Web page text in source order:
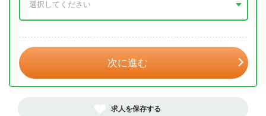
次に進む
求人を保存する